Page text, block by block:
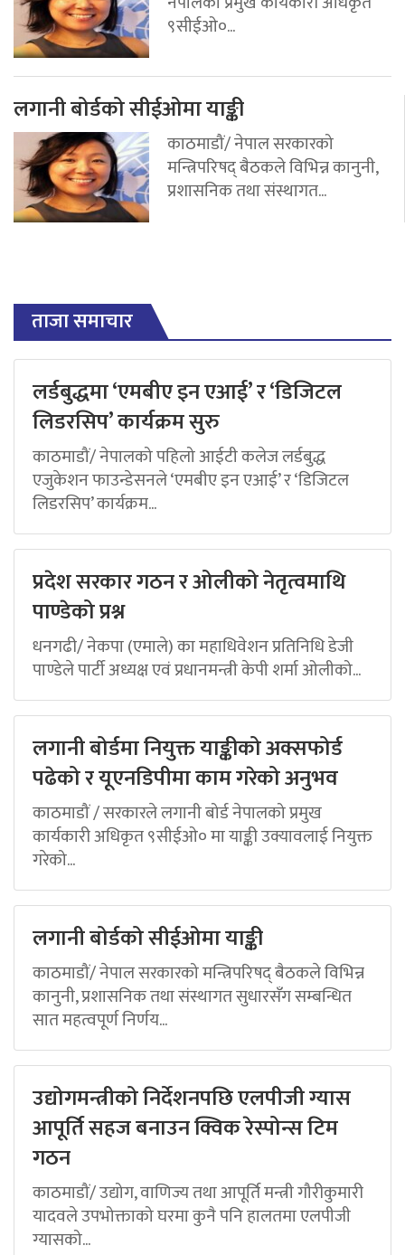
९सीईओ०...
लगानी बोर्डको सीईओमा याङ्की
काठमाडौं/ नेपाल सरकारको
मन्त्रिपरिषद् बैठकले विभिन्न कानुनी,
प्रशासनिक तथा संस्थागत...
ताजा समाचार
लर्डबुद्धमा ‘एमबीए इन एआई’ र ‘डिजिटल
लिडरसिप’ कार्यक्रम सुरु
काठमाडौं/ नेपालको पहिलो आईटी कलेज लर्डबुद्ध
एजुकेशन फाउन्डेसनले ‘एमबीए इन एआई’ र ‘डिजिटल
लिडरसिप’ कार्यक्रम...
प्रदेश सरकार गठन र ओलीको नेतृत्वमाथि
पाण्डेको प्रश्न
धनगढी/ नेकपा (एमाले) का महाधिवेशन प्रतिनिधि डेजी
पाण्डेले पार्टी अध्यक्ष एवं प्रधानमन्त्री केपी शर्मा ओलीको...
लगानी बोर्डमा नियुक्त याङ्कीको अक्सफोर्ड
पढेको र यूएनडिपीमा काम गरेको अनुभव
काठमाडौं / सरकारले लगानी बोर्ड नेपालको प्रमुख
कार्यकारी अधिकृत ९सीईओ० मा याङ्की उक्यावलाई नियुक्त
गरेको...
लगानी बोर्डको सीईओमा याङ्की
काठमाडौं/ नेपाल सरकारको मन्त्रिपरिषद् बैठकले विभिन्न
कानुनी, प्रशासनिक तथा संस्थागत सुधारसँग सम्बन्धित
सात महत्वपूर्ण निर्णय...
उद्योगमन्त्रीको निर्देशनपछि एलपीजी ग्यास
आपूर्ति सहज बनाउन क्विक रेस्पोन्स टिम
गठन
काठमाडौं/ उद्योग, वाणिज्य तथा आपूर्ति मन्त्री गौरीकुमारी
यादवले उपभोक्ताको घरमा कुनै पनि हालतमा एलपीजी
ग्यासको...